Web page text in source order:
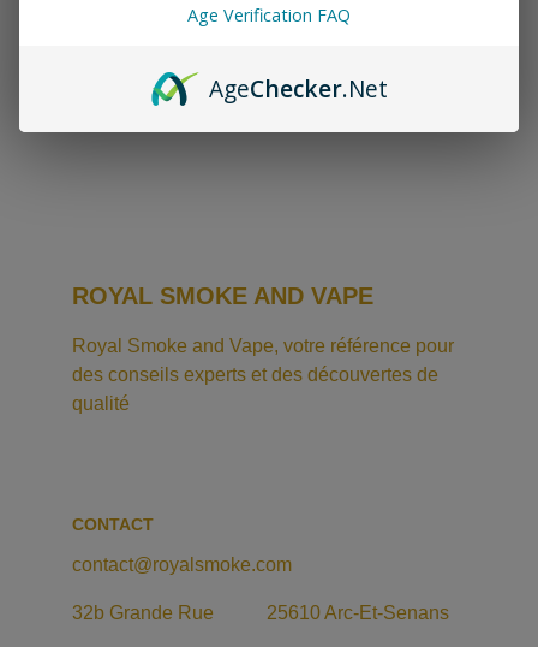
ROYAL SMOKE AND VAPE
Royal Smoke and Vape, votre référence pour
des conseils experts et des découvertes de
qualité
CONTACT
contact@royalsmoke.com
32b Grande Rue           25610 Arc-Et-Senans
Age Verification FAQ
AgeChecker.Net